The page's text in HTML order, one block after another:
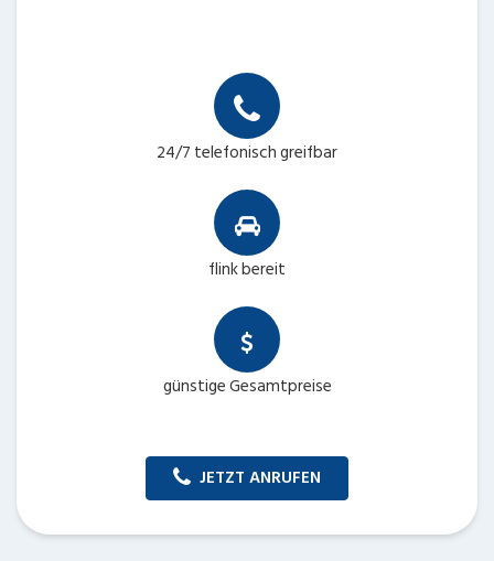
24/7 telefonisch greifbar
flink bereit
günstige Gesamtpreise
JETZT ANRUFEN